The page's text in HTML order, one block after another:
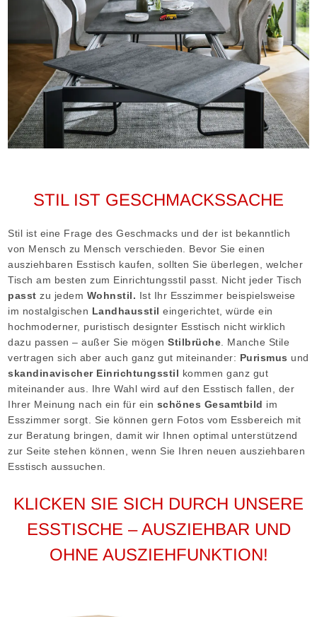
STIL IST GESCHMACKSSACHE
Stil ist eine Frage des Geschmacks und der ist bekanntlich
von Mensch zu Mensch verschieden. Bevor Sie einen
ausziehbaren Esstisch kaufen, sollten Sie überlegen, welcher
Tisch am besten zum Einrichtungsstil passt. Nicht jeder Tisch
passtzu jedem Wohnstil. Ist Ihr Esszimmer beispielsweise
im nostalgischen Landhausstileingerichtet, würde ein
hochmoderner, puristisch designter Esstisch nicht wirklich
dazu passen – außer Sie mögenStilbrüche . Manche Stile
vertragen sich aber auch ganz gut miteinander: Purismus und
skandinavischer Einrichtungsstil kommen ganz gut
miteinander aus. Ihre Wahl wird auf den Esstisch fallen, der
Ihrer Meinung nach ein für ein schönes Gesamtbild im
Esszimmer sorgt. Sie können gern Fotos vom Essbereich mit
zur Beratung bringen, damit wir Ihnen optimal unterstützend
zur Seite stehen können, wenn Sie Ihren neuen ausziehbaren
Esstisch aussuchen.
KLICKEN SIE SICH DURCH UNSERE
ESSTISCHE – AUSZIEHBAR UND
OHNE AUSZIEHFUNKTION!